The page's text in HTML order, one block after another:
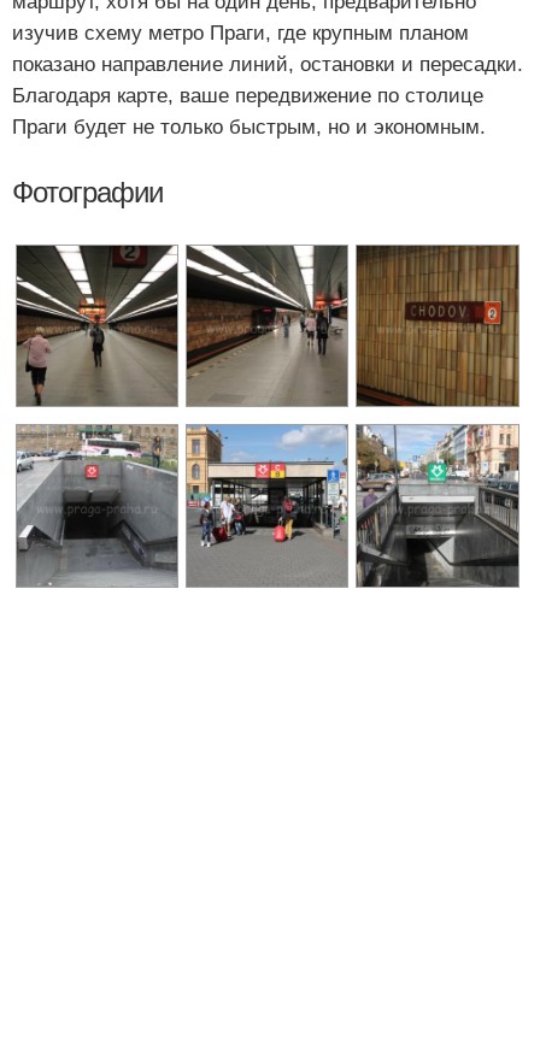
изучив схему метро Праги, где крупным планом
показано направление линий, остановки и пересадки.
Благодаря карте, ваше передвижение по столице
Праги будет не только быстрым, но и экономным.
Фотографии